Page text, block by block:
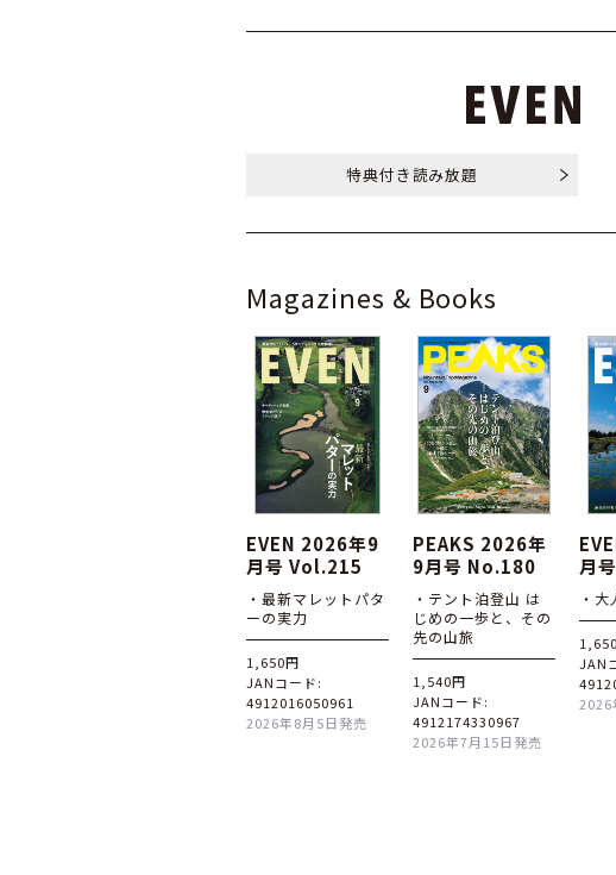
特典付き読み放題
Magazines & Books
EVEN 2026年9
月号 Vol.215
・最新マレットパタ
ーの実力
1,650円
JANコード:
4912016050961
2026年8月5日発売
PEAKS 2026年
9月号 No.180
・テント泊登山 は
じめの一歩と、その
先の山旅
1,540円
JANコード:
4912174330967
2026年7月15日発売
月
・
JAN
2026